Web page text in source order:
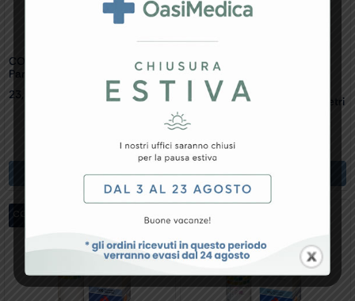
COMBI SCREEN 11SYS – 11
Parametri Conf. 150 Pz.
23,61
Aggiungi Al Carrello
Combi Screen 5SYS 5 Parametri
14,42
Aggiungi Al Carrello
conf. 100 pz. conf. 100 pz.